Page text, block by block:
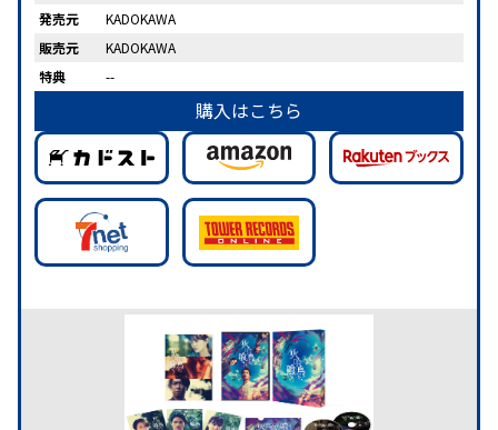
発売元
KADOKAWA
販売元
KADOKAWA
特典
--
購入はこちら